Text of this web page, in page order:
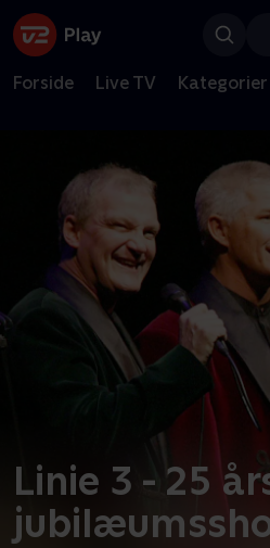
Forside Live TV Kategorier
Linie 3 - 25